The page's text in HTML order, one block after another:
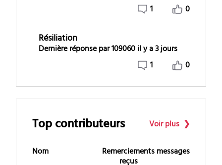
1
0
Résiliation
Dernière réponse par109060 il y a 3 jours
1
0
Top contributeurs Voir plus
Nom Remerciements
reçus
messages